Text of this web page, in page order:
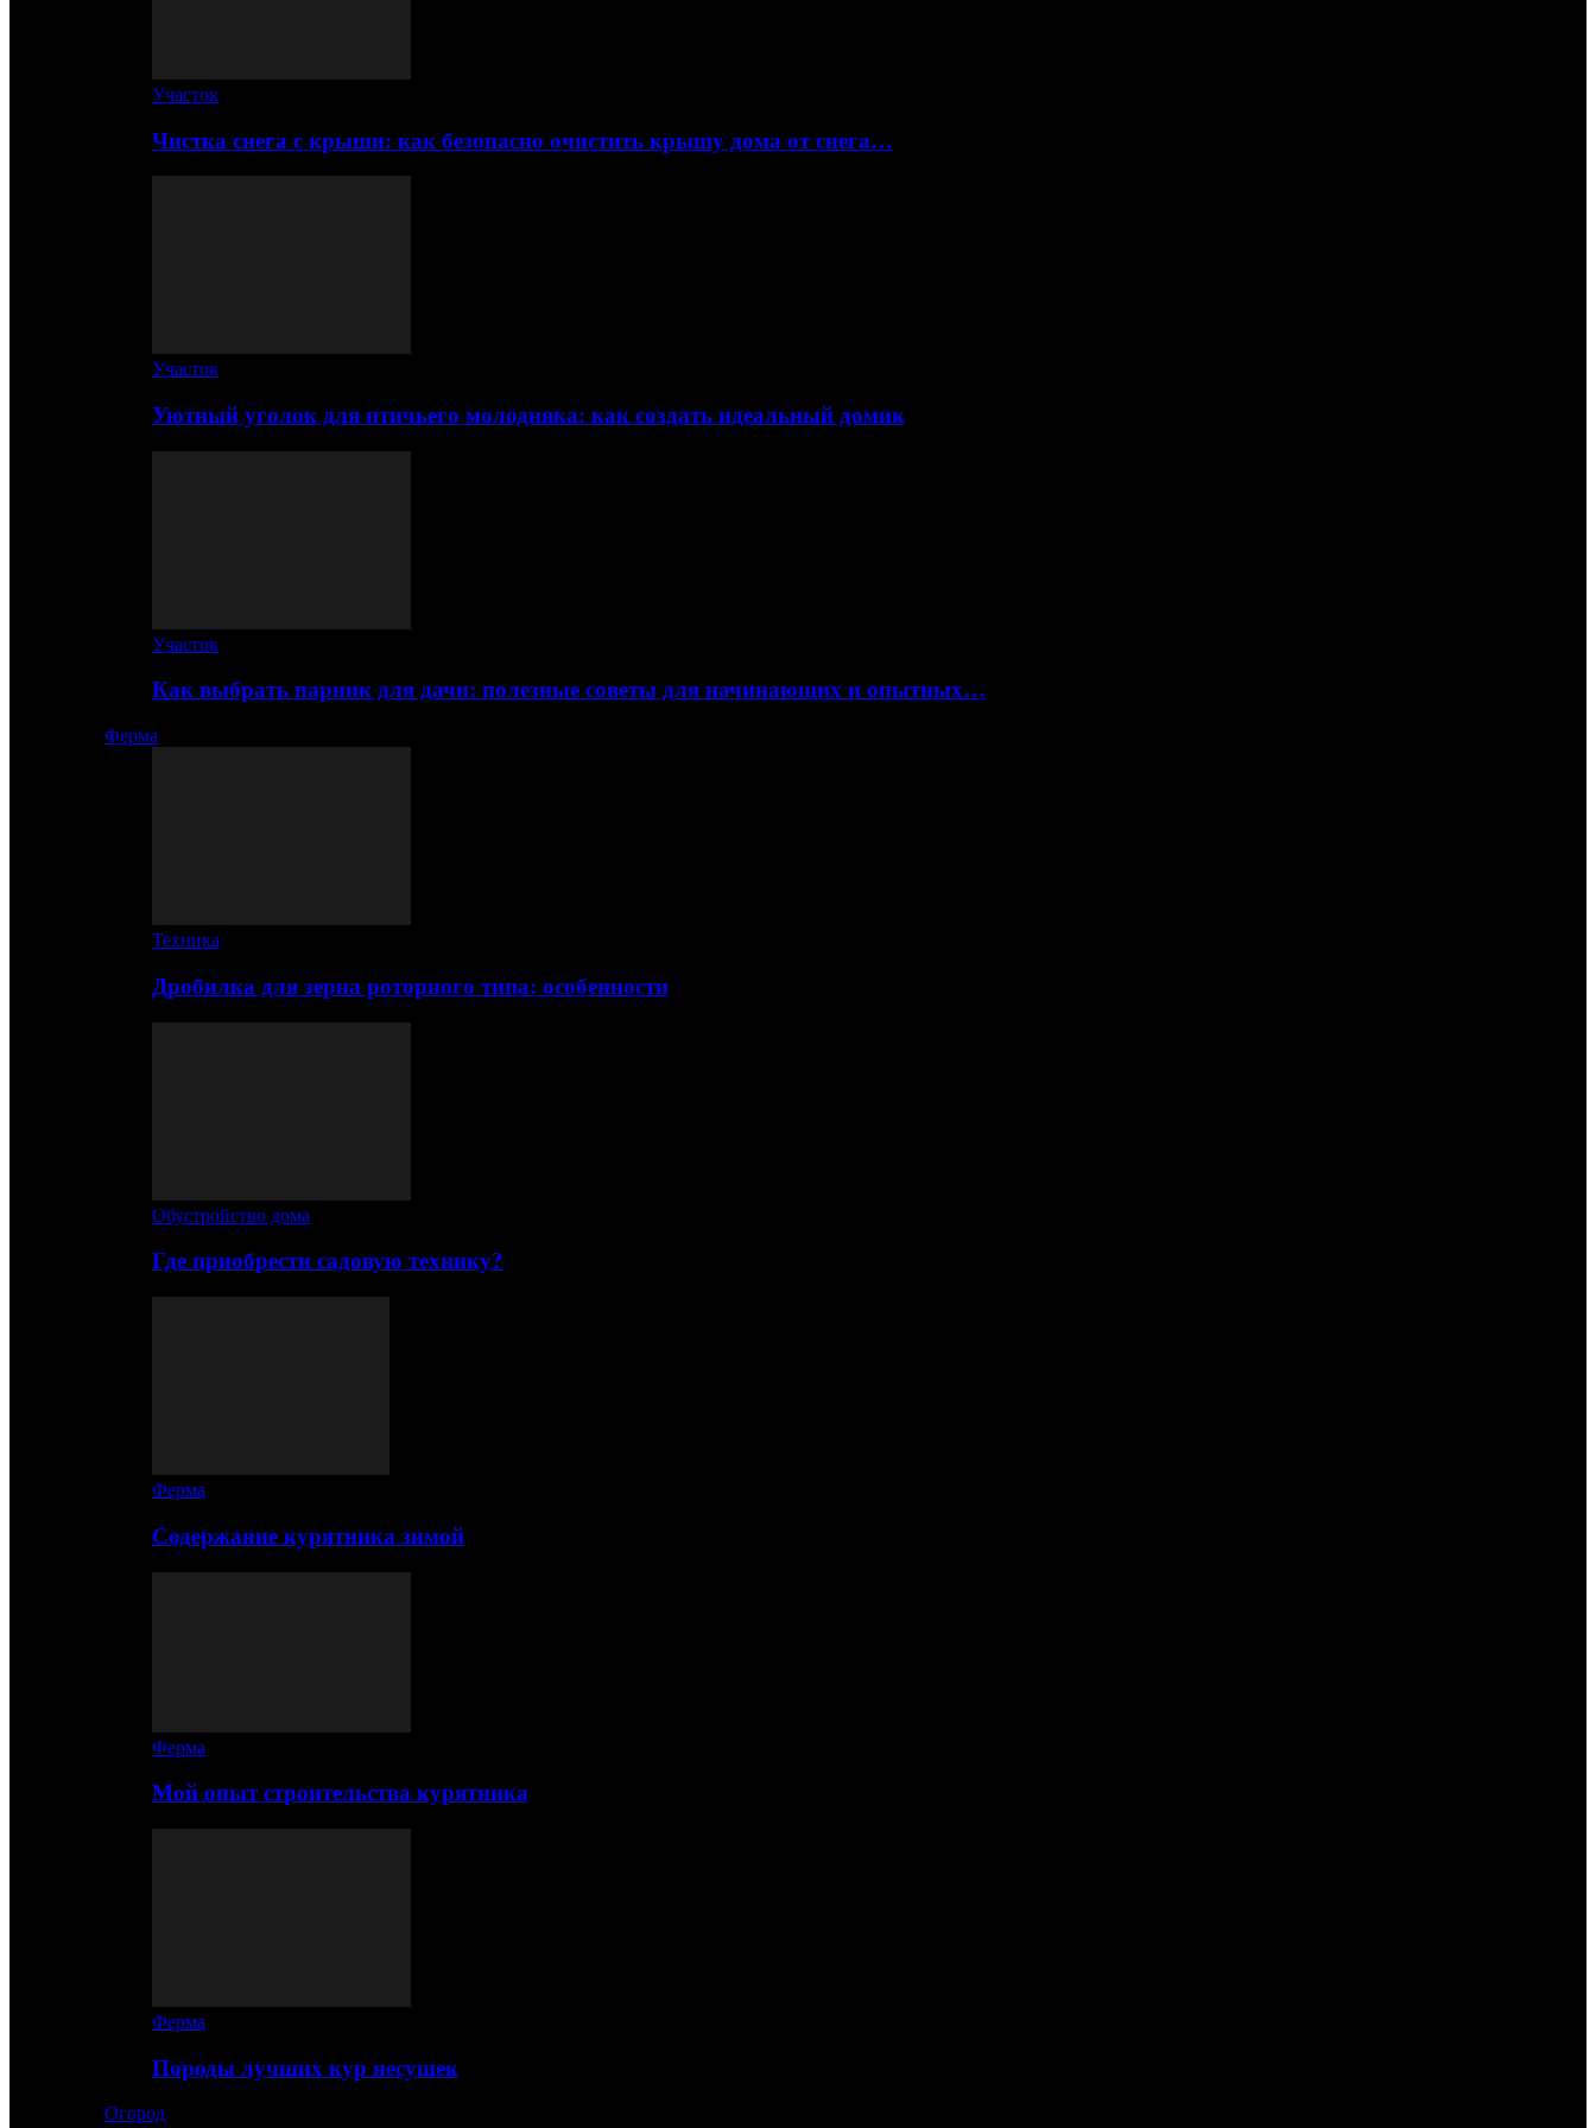
Участок
Чистка снега с крыши: как безопасно очистить крышу дома от снега…
Участок
Уютный уголок для птичьего молодняка: как создать идеальный домик
Участок
Как выбрать парник для дачи: полезные советы для начинающих и опытных…
Ферма
Техника
Дробилка для зерна роторного типа: особенности
Обустройство дома
Где приобрести садовую технику?
Ферма
Содержание курятника зимой
Ферма
Мой опыт строительства курятника
Ферма
Породы лучших кур несушек
Огород